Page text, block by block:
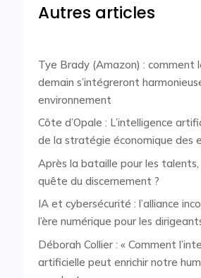
Autres articles
Tye Brady (Amazon) : comment
demain s’intégreront
environnement
Côte d’Opale : L’intelligence
de la stratégie économique des
Après la bataille pour les talents,
quête du discernement ?
IA et cybersécurité : l’alliance
l’ère numérique pour les
Déborah Collier : « Comment
artificielle peut enrichir notre